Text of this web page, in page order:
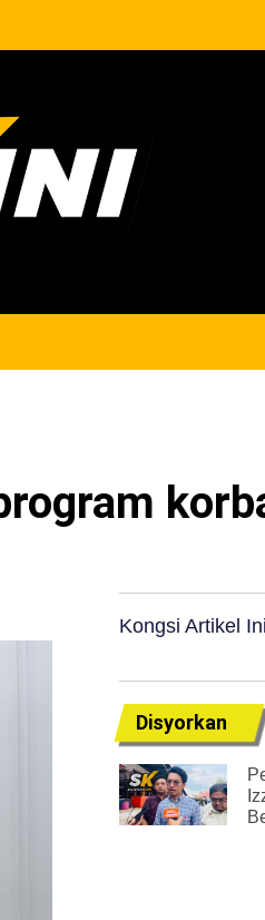
Kongsi Artikel
Disyorkan